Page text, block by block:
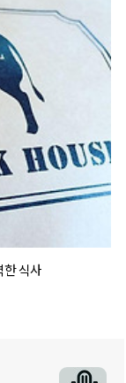
한 식사